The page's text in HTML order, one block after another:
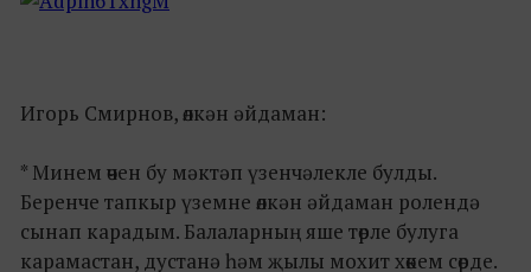
Игорь Смирнов, өлкән әйдаман:
* Минем өчен бу мәктәп үзенчәлекле булды.
Беренче тапкыр үземне өлкән әйдаман ролендә
сынап карадым. Балаларның яше төрле булуга
карамастан, дустанә һәм җылы мохит хөкем сөрде.